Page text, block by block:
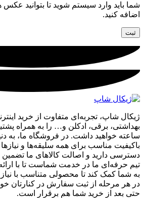
شما باید وارد سیستم شوید تا بتوانید
اضافه کنید.
ژیکال شاپ، تجربه‌ای متفاوت از خرید
ساعته خواهید داشت. در فروشگاه ما، به
باکیفیت مناسب برای همه سلیقه‌ها و
دسترسی دارید و اصالت کالاهای ما
تیم حرفه‌ای ما در خدمت شماست تا با
به شما کمک کند تا محصولی متناسب با
در هر مرحله از ثبت سفارش در کنارتان
حتی بعد از خرید شما هم برقرار است.